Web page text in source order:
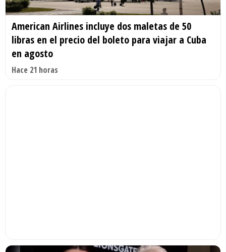
American Airlines incluye dos maletas de 50
libras en el precio del boleto para viajar a Cuba
en agosto
Hace 21 horas